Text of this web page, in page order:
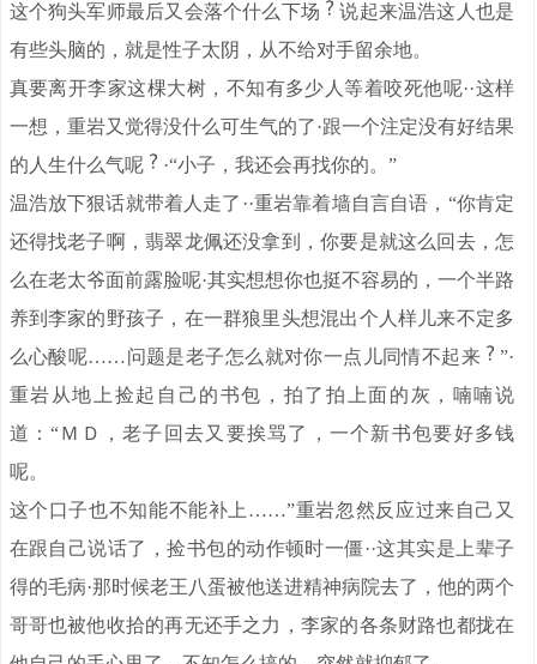
这个狗头军师最后又会落个什么下场
说起来温浩这人也是
有些头脑的，就是性子太阴，从不给对手留余地。
真要离开李家这棵大树，不知有多少人等着咬死他呢··这样
一想，重岩又觉得没什么可生气的了·跟一个注定没有好结果
的人生什么气呢
·“小子，我还会再找你的。”
温浩放下狠话就带着人走了··重岩靠着墙自言自语，“你肯定
还得找老子啊，翡翠龙佩还没拿到，你要是就这么回去，怎
么在老太爷面前露脸呢·其实想想你也挺不容易的，一个半路
养到李家的野孩子，在一群狼里头想混出个人样儿来不定多
么心酸呢……问题是老子怎么就对你一点儿同情不起来
”·
重岩从地上捡起自己的书包，拍了拍上面的灰，喃喃说
道：“ＭＤ，老子回去又要挨骂了，一个新书包要好多钱
呢。
这个口子也不知能不能补上……”重岩忽然反应过来自己又
在跟自己说话了，捡书包的动作顿时一僵··这其实是上辈子
得的毛病·那时候老王八蛋被他送进精神病院去了，他的两个
哥哥也被他收拾的再无还手之力，李家的各条财路也都拢在